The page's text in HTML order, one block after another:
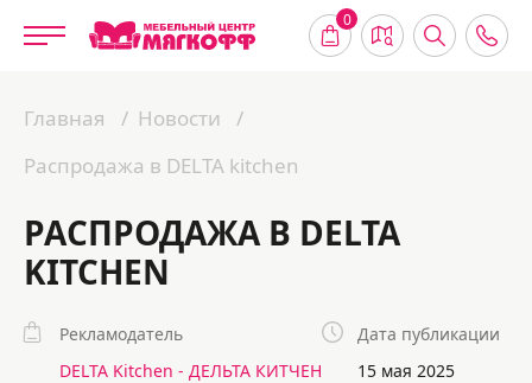
0
Главная
Новости
Распродажа в DELTA kitchen
РАСПРОДАЖА В DELTA
KITCHEN
Рекламодатель
DELTA Kitchen - ДЕЛЬТА КИТЧЕН
Дата публикации
15 мая 2025